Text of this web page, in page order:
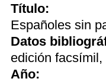
Título:
Españoles sin
Datos
edición
Año: